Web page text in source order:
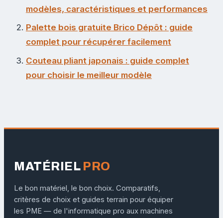
modèles, caractéristiques et performances
Palette bois gratuite Brico Dépôt : guide
complet pour récupérer facilement
Couteau pliant japonais : guide complet
pour choisir le meilleur modèle
MATÉRIEL PRO
Le bon matériel, le bon choix. Comparatifs,
critères de choix et guides terrain pour équiper
les PME — de l'informatique pro aux machines